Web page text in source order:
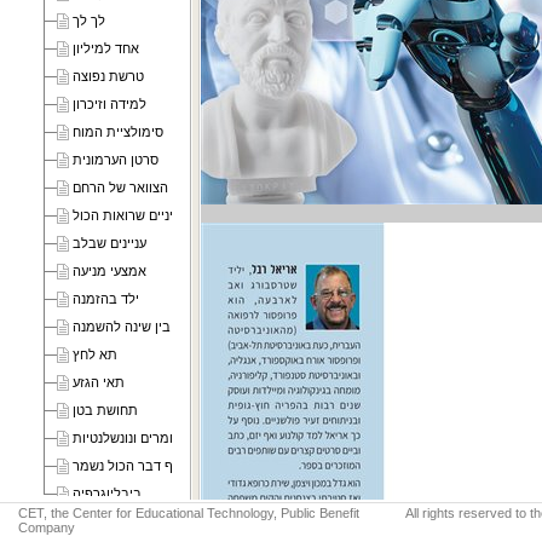
לך לך
אחד למיליון
טרשת נפוצה
למידה וזיכרון
סימולציית המוח
סרטן הערמונית
הצוואר של הרחם
עיניים שרואות הכול
עניינים שבלב
אמצעי מניעה
ילד בהזמנה
מה בין שינה להשמנה
תא לחץ
תאי הגזע
תחושת בטן
אפיגנטיקה, טלומרים ונונשלנטיות
סוף דבר הכול נשמר
ביבליוגרפיה
CET, the Center for Educational Technology, Public Benefit
Company
All rights reserved to